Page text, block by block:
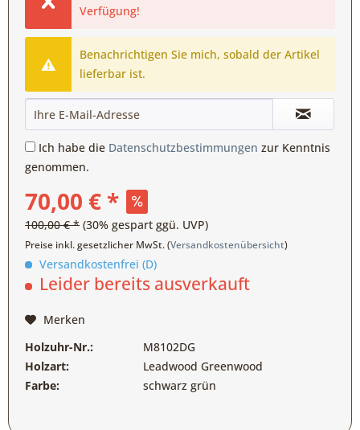
Verfügung!
Benachrichtigen Sie mich, sobald der Artikel
lieferbar ist.
Ich habe die Datenschutzbestimmungen zur Kenntnis
genommen.
70,00 € *
100,00 € * (30% gespart ggü. UVP)
Preise inkl. gesetzlicher MwSt. (Versandkostenübersicht)
Versandkostenfrei (D)
Leider bereits ausverkauft
Merken
Holzuhr-Nr.:
M8102DG
Holzart:
Leadwood Greenwood
Farbe:
schwarz grün